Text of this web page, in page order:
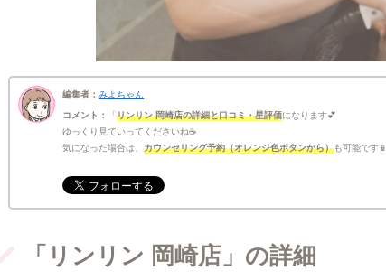
編集者：みよちゃん
コメント：
リンリン 岡崎店の詳細と口コミ・星評価になります💕
ゆっくり見ていってくださいね☕
気になった場合は、カウンセリング予約（オレンジ色ボタンから）も可能です📱
「リンリン 岡崎店」の詳細